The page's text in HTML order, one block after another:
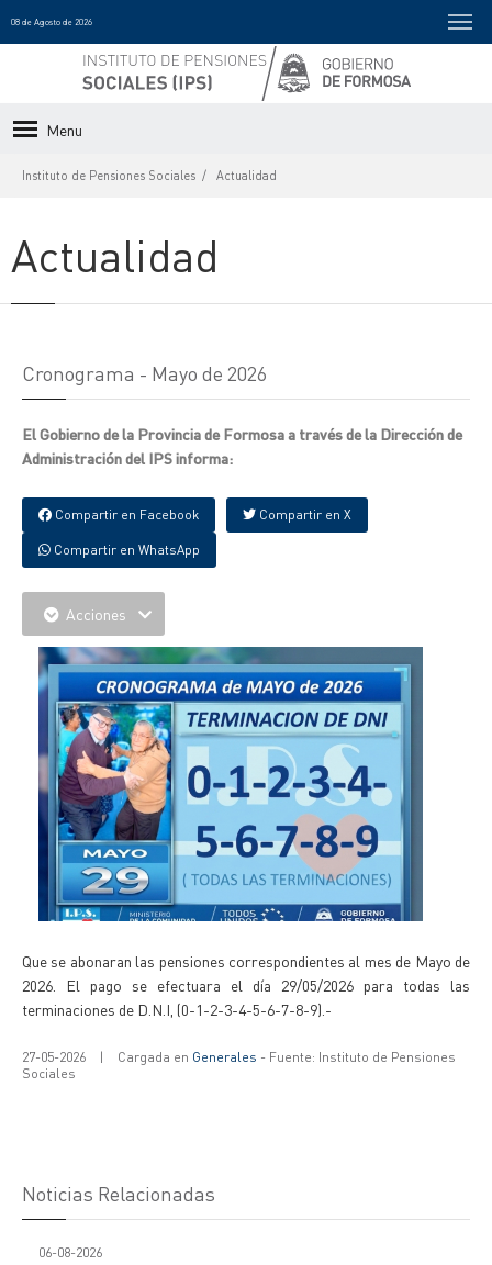
08 de Agosto de 2026
Menu
Instituto de Pensiones Sociales Actualidad
Actualidad
Cronograma - Mayo de 2026
El Gobierno de la Provincia de Formosa a través de la Dirección de
Administración del IPS informa:
Compartir en Facebook Compartir en X
Compartir en WhatsApp
Acciones
Que se abonaran las pensiones correspondientes al mes de Mayo de
2026. El pago se efectuara el día 29/05/2026 para todas las
terminaciones de D.N.I, (0-1-2-3-4-5-6-7-8-9).-
27-05-2026 | Cargada en Generales - Fuente: Instituto de Pensiones
Sociales
Noticias Relacionadas
06-08-2026